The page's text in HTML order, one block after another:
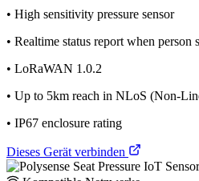
• High sensitivity pressure sensor
• Realtime status report when
• LoRaWAN 1.0.2
• Up to 5km reach in NLoS (Non-
• IP67 enclosure rating
Dieses Gerät verbinden